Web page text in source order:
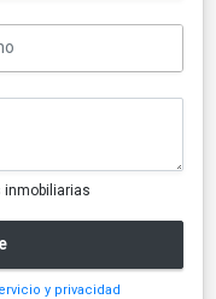
inmobiliarias
y privacidad